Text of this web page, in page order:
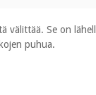
välittää. Se on
puhua.